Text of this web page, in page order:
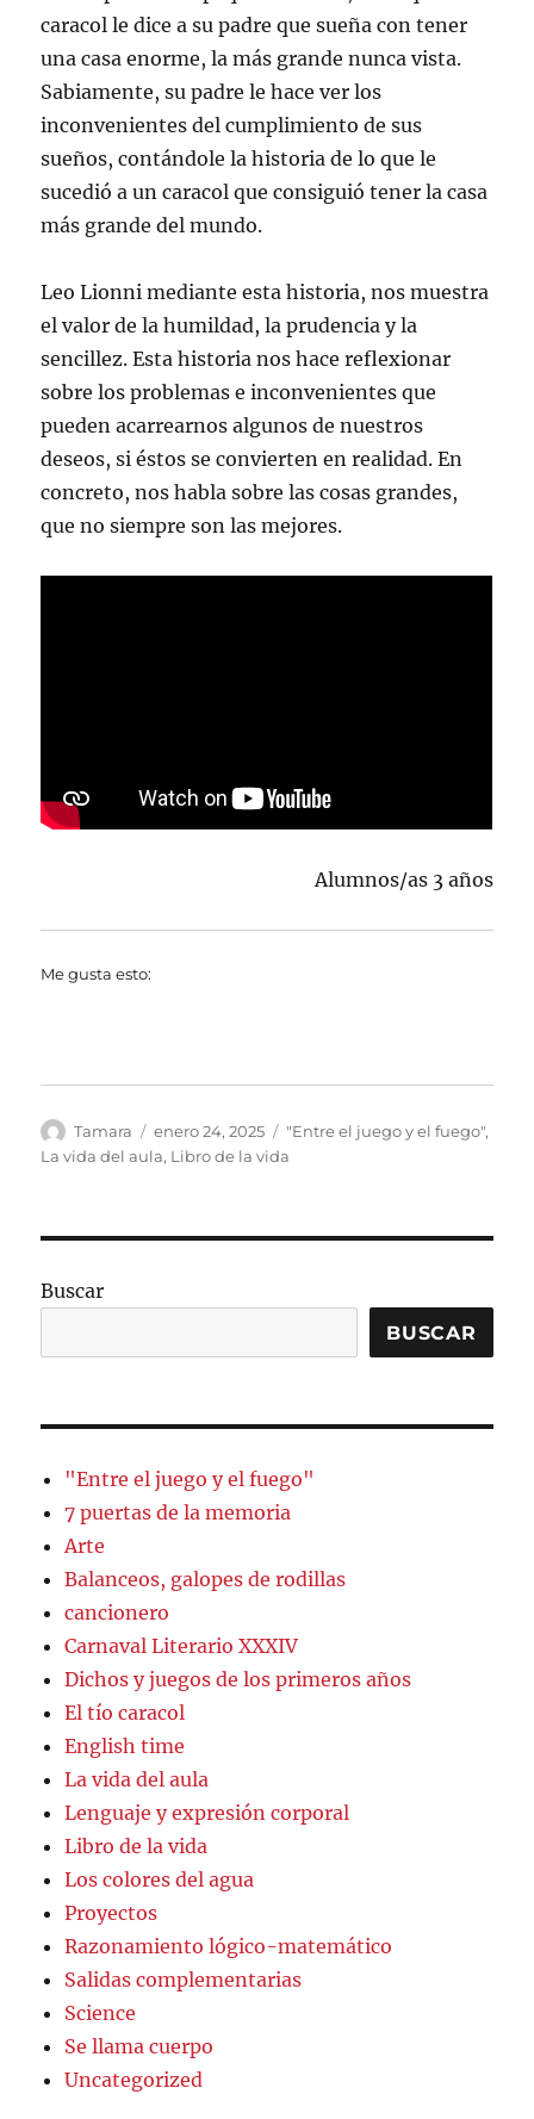
caracol le dice a su padre que sueña con tener
una casa enorme, la más grande nunca vista.
Sabiamente, su padre le hace ver los
inconvenientes del cumplimiento de sus
sueños, contándole la historia de lo que le
sucedió a un caracol que consiguió tener la casa
más grande del mundo.
Leo Lionni mediante esta historia, nos muestra
el valor de la humildad, la prudencia y la
sencillez. Esta historia nos hace reflexionar
sobre los problemas e inconvenientes que
pueden acarrearnos algunos de nuestros
deseos, si éstos se convierten en realidad. En
concreto, nos habla sobre las cosas grandes,
que no siempre son las mejores.
Alumnos/as 3 años
Me gusta esto:
Autor
Tamara
Publicado
el
enero 24, 2025 Categorías
"Entre el juego y el fuego",
La vida del aula, Libro de la vida
Buscar
BUSCAR
"Entre el juego y el fuego"
7 puertas de la memoria
Arte
Balanceos, galopes de rodillas
cancionero
Carnaval Literario XXXIV
Dichos y juegos de los primeros años
El tío caracol
English time
La vida del aula
Lenguaje y expresión corporal
Libro de la vida
Los colores del agua
Proyectos
Razonamiento lógico-matemático
Salidas complementarias
Science
Se llama cuerpo
Uncategorized